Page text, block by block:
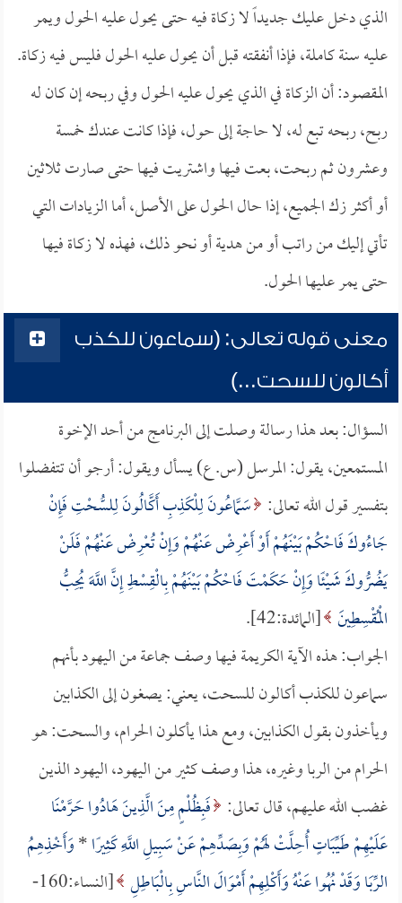
الذي دخل عليك جديداً لا زكاة فيه حتى يحول عليه الحول ويمر
عليه سنة كاملة، فإذا أنفقته قبل أن يحول عليه الحول فليس فيه زكاة.
المقصود: أن الزكاة في الذي يحول عليه الحول وفي ربحه إن كان له
ربح، ربحه تبع له، لا حاجة إلى حول، فإذا كانت عندك خمسة
وعشرون ثم ربحت، بعت فيها واشتريت فيها حتى صارت ثلاثين
أو أكثر زك الجميع، إذا حال الحول على الأصل، أما الزيادات التي
تأتي إليك من راتب أو من هدية أو نحو ذلك، فهذه لا زكاة فيها
حتى يمر عليها الحول.
معنى قوله تعالى: (سماعون للكذب
أكالون للسحت...)
السؤال: بعد هذا رسالة وصلت إلى البرنامج من أحد الإخوة
المستمعين، يقول: المرسل (س. ع) يسأل ويقول: أرجو أن تتفضلوا
بتفسير قول الله تعالى: سَمَّاعُونَ لِلْكَذِبِ أَكَّالُونَ لِلسُّحْتِ فَإِنْ
جَاءُوكَ فَاحْكُمْ بَيْنَهُمْ أَوْ أَعْرِضْ عَنْهُمْ وَإِنْ تُعْرِضْ عَنْهُمْ فَلَنْ
يَضُرُّوكَ شَيْئًا وَإِنْ حَكَمْتَ فَاحْكُمْ بَيْنَهُمْ بِالْقِسْطِ إِنَّ اللَّهَ يُحِبُّ
الْمُقْسِطِينَ [المائدة:42].
الجواب: هذه الآية الكريمة فيها وصف جماعة من اليهود بأنهم
سماعون للكذب أكالون للسحت، يعني: يصغون إلى الكذابين
ويأخذون بقول الكذابين، ومع هذا يأكلون الحرام، والسحت: هو
الحرام من الربا وغيره، هذا وصف كثير من اليهود، اليهود الذين
غضب الله عليهم، قال تعالى: فَبِظُلْمٍ مِنَ الَّذِينَ هَادُوا حَرَّمْنَا
عَلَيْهِمْ طَيِّبَاتٍ أُحِلَّتْ لَهُمْ وَبِصَدِّهِمْ عَنْ سَبِيلِ اللَّهِ كَثِيرًا*وَأَخْذِهِمُ
الرِّبَا وَقَدْ نُهُوا عَنْهُ وَأَكْلِهِمْ أَمْوَالَ النَّاسِ بِالْبَاطِلِ
[النساء:160-